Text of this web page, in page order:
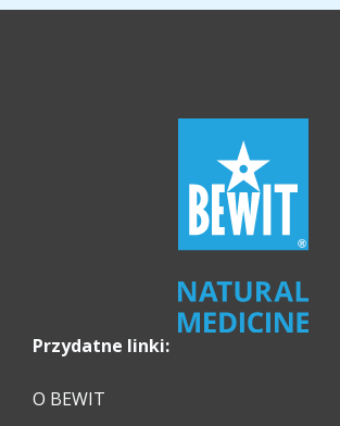
Przydatne linki:
O BEWIT